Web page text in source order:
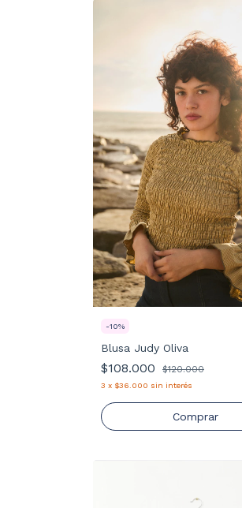
-10%
Blusa Judy Oliva
$108.000 $120.000
3 x $36.000 sin interés
Comprar